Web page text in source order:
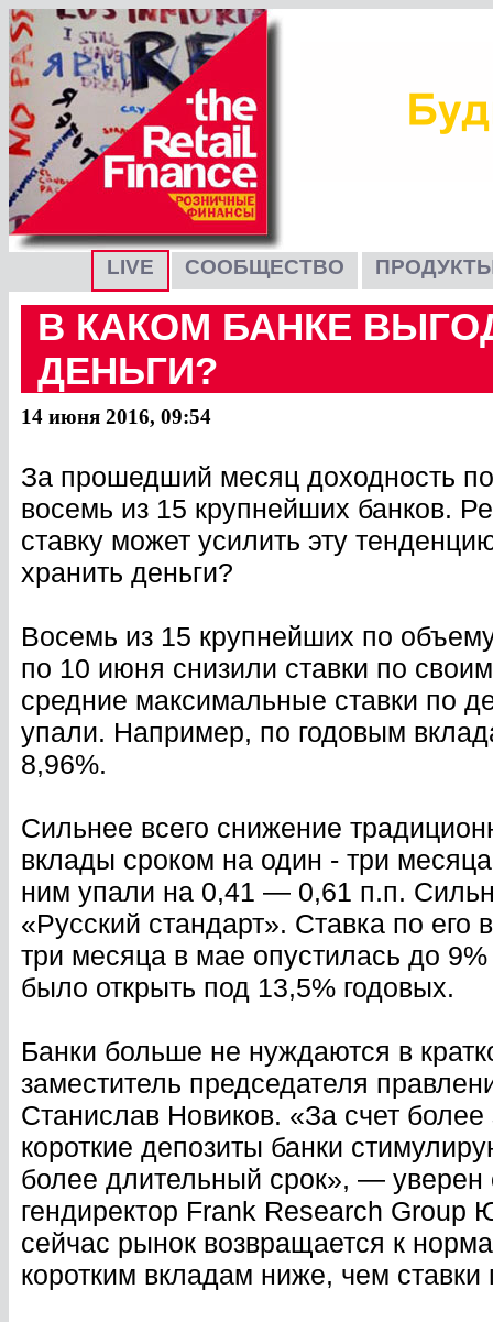
LIVE СООБЩЕСТВО
В КАКОМ БАНКЕ
ДЕНЬГИ?
14 июня 2016, 09:54
За прошедший месяц доходность
восемь из 15 крупнейших банков.
ставку может усилить эту
хранить деньги?
Восемь из 15 крупнейших по
по 10 июня снизили ставки по
средние максимальные ставки по
упали. Например, по годовым
8,96%.
Сильнее всего снижение
вклады сроком на один - три
ним упали на 0,41 — 0,61 п.п.
«Русский стандарт». Ставка по
три месяца в мае опустилась до
было открыть под 13,5% годовых.
Банки больше не нуждаются в
заместитель председателя
Станислав Новиков. «За счет
короткие депозиты банки
более длительный срок», —
гендиректор Frank Research
сейчас рынок возвращается к
коротким вкладам ниже, чем